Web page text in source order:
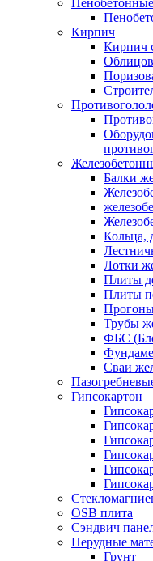
Кирпич
Кирпич
Балки
Кольца,
Лотки
Плиты
Плиты
Трубы
ФБС
Сваи
Гипсокартон
OSB плита
Сэндвич
Нерудные
Грунт